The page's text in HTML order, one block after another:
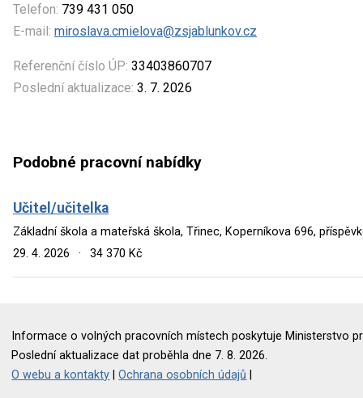
Telefon: 739 431 050
E-mail: miroslava.cmielova@zsjablunkov.cz
Referenční číslo ÚP: 33403860707
Poslední aktualizace: 3. 7. 2026
Podobné pracovní nabídky
Učitel/učitelka
Základní škola a mateřská škola, Třinec, Koperníkova 696,
29. 4. 2026
· 34 370 Kč
Informace o volných pracovních místech poskytuje Ministerstvo
Poslední aktualizace dat proběhla dne 7. 8. 2026.
O webu a kontakty |Ochrana osobních údajů